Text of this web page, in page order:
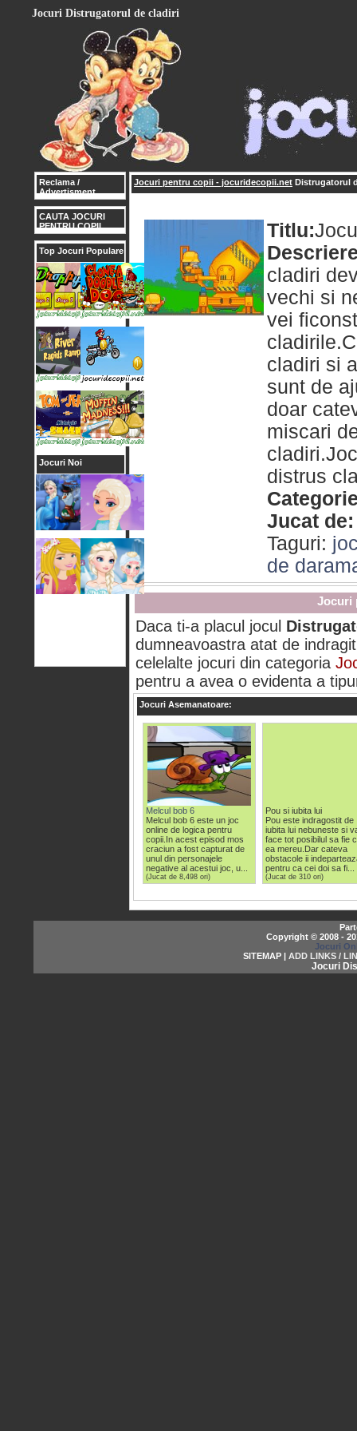
Jocuri Distrugatorul de cladiri
Reclama /
Advertisment
CAUTA JOCURI
PENTRU COPII
Top Jocuri Populare
Jocuri Noi
Jocuri pentru copii - jocuridecopii.net Distrugatorul
Titlu:
cladiri
vechi si
vei
cladiri si
sunt de
doar
miscari
distrus
Jucat de:
Taguri:
de
Jocuri
Daca ti-a placul jocul
dumneavoastra atat de
celelalte jocuri din categoria
pentru a avea o evidenta a
Jocuri Asemanatoare:
Melcul bob 6
Melcul bob 6 este un joc
online de logica pentru
copii.In acest episod mos
craciun a fost capturat de
unul din personajele
negative al acestui joc, u...
(Jucat de 8,498 ori)
Pou si iubita lui
Pou este indragostit de
iubita lui nebuneste si
face tot posibilul sa fie
ea mereu.Dar cateva
obstacole ii
pentru ca cei doi sa fi...
(Jucat de 310 ori)
Copyright © 2008 -
Jocuri
SITEMAP | ADD LINKS /
Jocuri